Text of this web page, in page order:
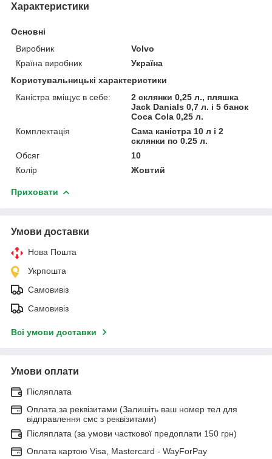
Характеристики
Основні
Виробник
Volvo
Країна виробник
Україна
Користувальницькі характеристики
Каністра вміщує в себе:
2 склянки 0,25 л., пляшка
Jack Danials 0,7 л. і 5 банок
Coca Cola 0,25 л.
Комплектація
Сама каністра 10 л і 2
склянки по 0.25 л.
Обсяг
10
Колір
Жовтий
Приховати
Умови доставки
Нова Пошта
Укрпошта
Самовивіз
Самовивіз
Всі умови доставки
Умови оплати
Післяплата
Оплата за реквізитами (Залишіть ваш номер тел для
відправлення смс з реквізитами)
Післяплата (за умови часткової предоплати 150 грн)
Оплата картою Visa, Mastercard - WayForPay